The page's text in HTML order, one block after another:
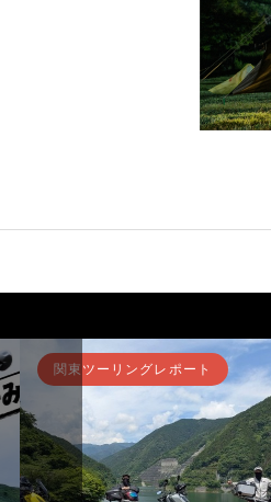
関西ツーリングレポート